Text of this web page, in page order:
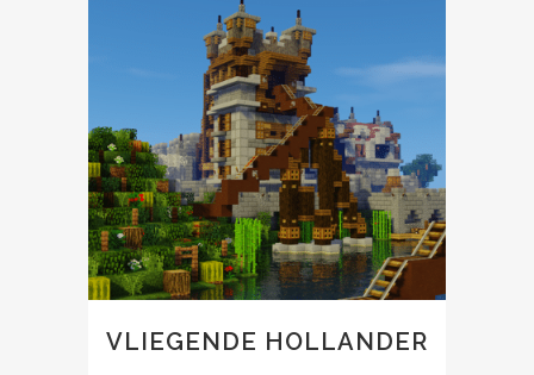
VLIEGENDE HOLLANDER